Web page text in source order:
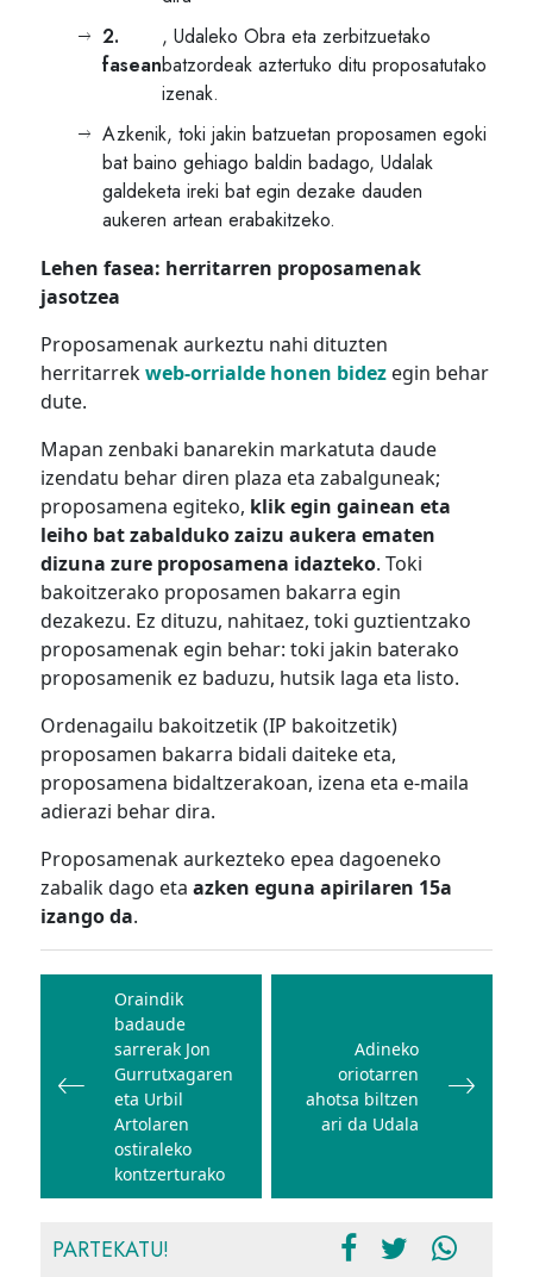
2.
fasean
, Udaleko Obra eta zerbitzuetako
batzordeak aztertuko ditu proposatutako
izenak.
Azkenik, toki jakin batzuetan proposamen egoki
bat baino gehiago baldin badago, Udalak
galdeketa ireki bat egin dezake dauden
aukeren artean erabakitzeko.
Lehen fasea: herritarren proposamenak
jasotzea
Proposamenak aurkeztu nahi dituzten
herritarrekweb-orrialde honen bidez egin behar
dute.
Mapan zenbaki banarekin markatuta daude
izendatu behar diren plaza eta zabalguneak;
proposamena egiteko, klik egin gainean eta
leiho bat zabalduko zaizu aukera ematen
dizuna zure proposamena idazteko. Toki
bakoitzerako proposamen bakarra egin
dezakezu. Ez dituzu, nahitaez, toki guztientzako
proposamenak egin behar: toki jakin baterako
proposamenik ez baduzu, hutsik laga eta listo.
Ordenagailu bakoitzetik (IP bakoitzetik)
proposamen bakarra bidali daiteke eta,
proposamena bidaltzerakoan, izena eta e-maila
adierazi behar dira.
Proposamenak aurkezteko epea dagoeneko
zabalik dago etaazken eguna apirilaren 15a
izango da.
Bidalketetan
zehar
nabigatu
Oraindik
badaude
sarrerak Jon
Gurrutxagaren
eta Urbil
Artolaren
ostiraleko
kontzerturako
Adineko
oriotarren
ahotsa biltzen
ari da Udala
PARTEKATU!